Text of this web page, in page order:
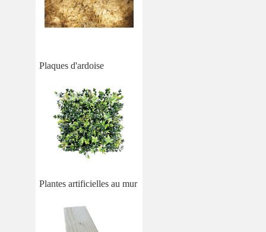
Plaques d'ardoise
Plantes artificielles au mur